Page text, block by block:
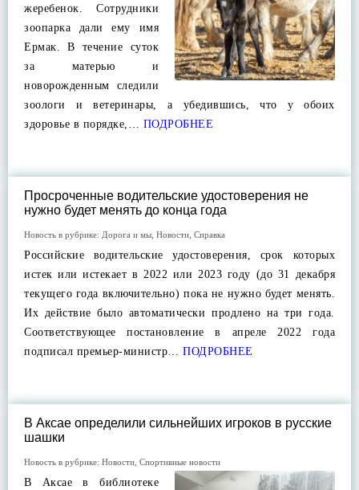
жеребенок. Сотрудники
зоопарка дали ему имя
Ермак. В течение суток
за матерью и
новорожденным следили
зоологи и ветеринары, а убедившись, что у обоих
здоровье в порядке,… ПОДРОБНЕЕ
Просроченные водительские удостоверения не
нужно будет менять до конца года
Новость в рубрике: Дорога и мы Новости Справка
Российские водительские удостоверения, срок которых
истек или истекает в 2022 или 2023 году (до 31 декабря
текущего года включительно) пока не нужно будет менять.
Их действие было автоматически продлено на три года.
Соответствующее постановление в апреле 2022 года
подписал премьер-министр… ПОДРОБНЕЕ
В Аксае определили сильнейших игроков в русские
шашки
Новость в рубрике: Новости Спортивные новости
В Аксае в библиотеке